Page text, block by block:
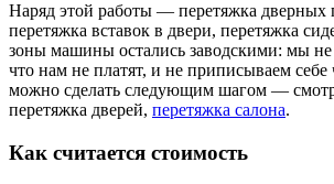
Наряд этой работы — перетяжка дверных
перетяжка вставок в двери, перетяжка
зоны машины остались заводскими: мы не
что нам не платят, и не приписываем
можно сделать следующим шагом —
перетяжка дверей, перетяжка салона.
Как считается стоимость